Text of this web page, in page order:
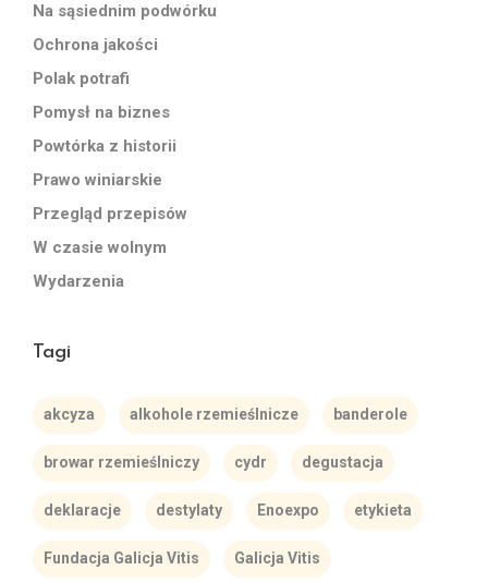
Na sąsiednim podwórku
Ochrona jakości
Polak potrafi
Pomysł na biznes
Powtórka z historii
Prawo winiarskie
Przegląd przepisów
W czasie wolnym
Wydarzenia
Tagi
akcyza alkohole rzemieślnicze banderole
browar rzemieślniczy cydr degustacja
deklaracje destylaty Enoexpo etykieta
Fundacja Galicja Vitis Galicja Vitis